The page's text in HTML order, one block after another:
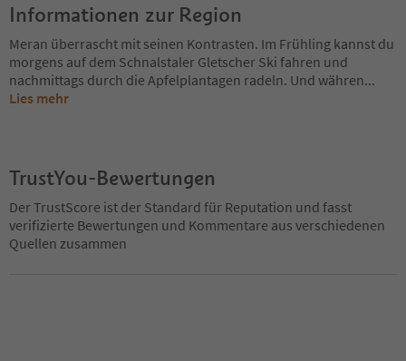
Informationen zur Region
Meran überrascht mit seinen Kontrasten. Im Frühling kannst du
morgens auf dem Schnalstaler Gletscher Ski fahren und
nachmittags durch die Apfelplantagen radeln. Und währen...
Lies mehr
TrustYou-Bewertungen
Der TrustScore ist der Standard für Reputation und fasst
verifizierte Bewertungen und Kommentare aus verschiedenen
Quellen zusammen